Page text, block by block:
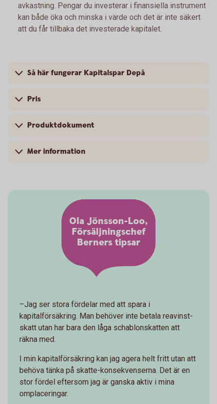
avkastning. Pengar du investerar i finansiella instrument
kan både öka och minska i värde och det är inte säkert
att du får tillbaka det investerade kapitalet.
Så här fungerar Kapitalspar Depå
Pris
Produktdokument
Mer information
Ola Jönsson-Loo,
Försäljningschef
Berners tipsar
–Jag ser stora fördelar med att spara i
kapitalförsäkring. Man behöver inte betala reavinst-
skatt utan har bara den låga schablonskatten att
räkna med.
I min kapitalförsäkring kan jag agera helt fritt utan att
behöva tänka på skatte-konsekvenserna. Det är en
stor fördel eftersom jag är ganska aktiv i mina
omplaceringar.